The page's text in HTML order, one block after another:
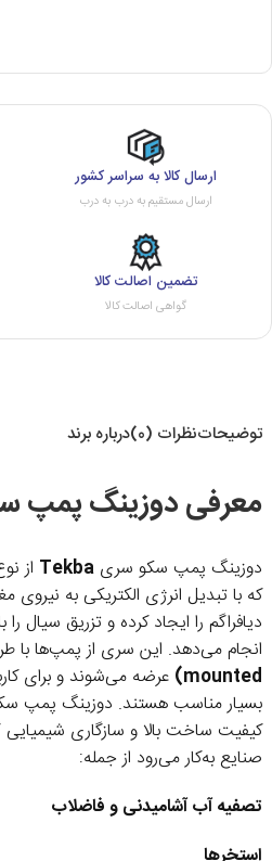
ارسال کالا به سراسر کشور
ارسال مستقیم به درب به درب
تضمین اصالت کالا
گواهی اصالت کالا
توضیحاتنظرات (0) درباره برند
معرفی دوزینگ پمپ
دوزینگ پمپ سکو سری Tekba از
که با تبدیل انرژی الکتریکی به
دیافراگم را ایجاد کرده و تزریق سیال را
انجام می‌دهد. این سری از پمپ‌ها با
mounted) عرضه می‌شوند و برای
بسیار مناسب هستند. دوزینگ پمپ
کیفیت ساخت بالا و سازگاری
صنایع به‌کار می‌رود از جمله:
تصفیه آب آشامیدنی و فاضلاب